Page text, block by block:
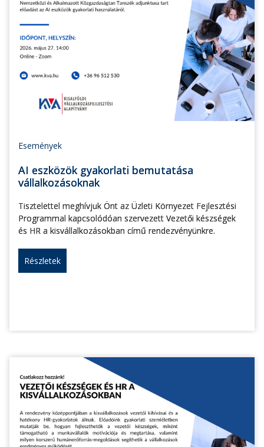
Események
AI eszközök gyakorlati bemutatása
vállalkozásoknak
Tisztelettel meghívjuk Önt az Üzleti Környezet Fejlesztési
Programmal kapcsolódóan szervezett Vezetői készségek
és HR a kisvállalkozásokban című rendezvényünkre.
Részletek